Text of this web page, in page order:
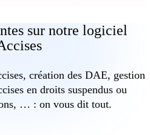
sur notre logiciel
création des DAE, gestion
en droits suspendus ou
… : on vous dit tout.